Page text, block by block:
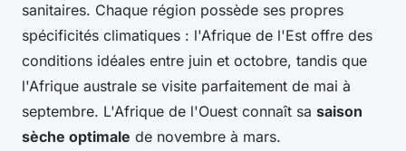
sanitaires. Chaque région possède ses propres
spécificités climatiques : l'Afrique de l'Est offre des
conditions idéales entre juin et octobre, tandis que
l'Afrique australe se visite parfaitement de mai à
septembre. L'Afrique de l'Ouest connaît sa saison
sèche optimale de novembre à mars.